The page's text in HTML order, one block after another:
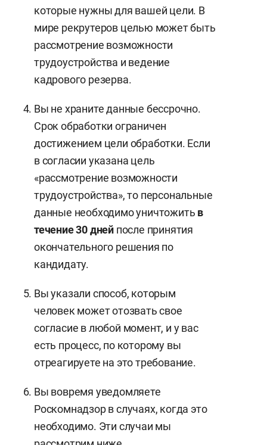
которые нужны для вашей цели. В
мире рекрутеров целью может быть
рассмотрение возможности
трудоустройства и ведение
кадрового резерва.
Вы не храните данные бессрочно.
Срок обработки ограничен
достижением цели обработки. Если
в согласии указана цель
«рассмотрение возможности
трудоустройства», то персональные
данные необходимо уничтожить в
течение 30 дней после принятия
окончательного решения по
кандидату.
Вы указали способ, которым
человек может отозвать свое
согласие в любой момент, и у вас
есть процесс, по которому вы
отреагируете на это требование.
Вы вовремя уведомляете
Роскомнадзор в случаях, когда это
необходимо. Эти случаи мы